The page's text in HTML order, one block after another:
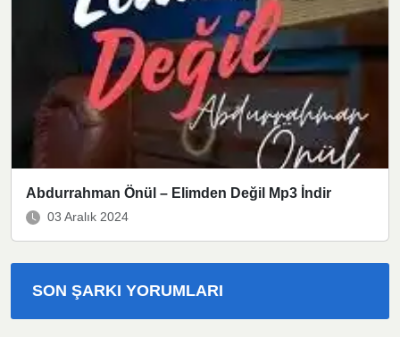
Abdurrahman Önül – Elimden Değil Mp3 İndir
03 Aralık 2024
SON ŞARKI YORUMLARI